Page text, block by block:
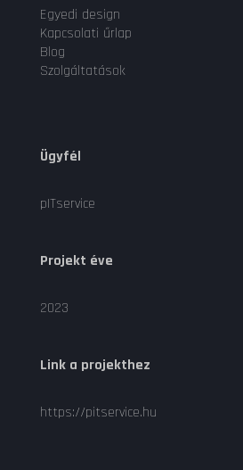
Egyedi design
Kapcsolati űrlap
Blog
Szolgáltatások
Ügyfél
pITservice
Projekt éve
2023
Link a projekthez
https://pitservice.hu